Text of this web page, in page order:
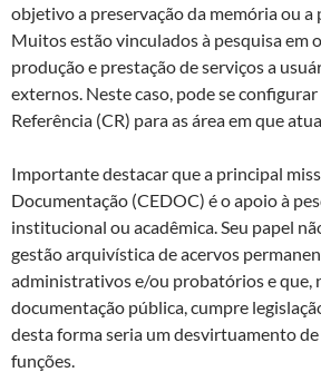
objetivo a preservação da memória ou a
Muitos estão vinculados à pesquisa em
produção e prestação de serviços a
externos. Neste caso, pode se
Referência (CR) para as área em que
Importante destacar que a principal
Documentação (CEDOC) é o apoio à
institucional ou acadêmica. Seu papel
gestão arquivística de acervos
administrativos e/ou probatórios e que,
documentação pública, cumpre
desta forma seria um desvirtuamento
funções.